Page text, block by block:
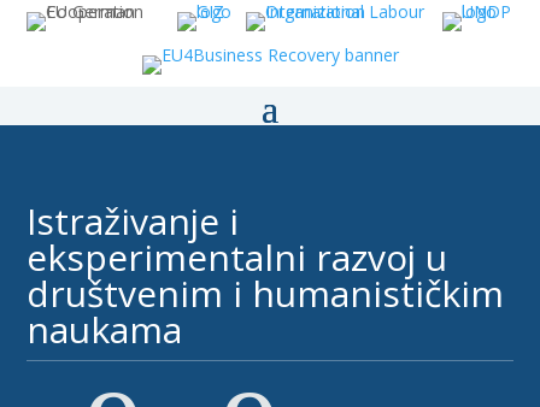
Istraživanje i
eksperimentalni razvoj u
društvenim i humanističkim
naukama ​